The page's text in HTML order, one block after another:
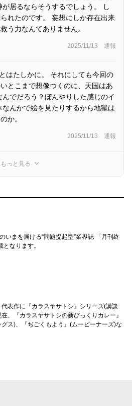
居るならそうするでしょう。 し
れたのです。 妄想にしか存在出来
う力なんてありません。
2025/11/13 通報
はたしかに。 それにしても今回の
とこまで想像つくのに、天国はあ
でだろう？ぼんやりした感じのイ
なんかで絵を見たりするから地獄は
か。
2025/11/13 通報
もっと見る
まを届ける“問題提起型”業界誌 「月刊終
なります。
表作に『カラスヤサトシ』シリーズ(講談
、『カラスヤサトシの新びっくりカレー』
ス)、『ぢごくもよう』(ムービーナーズ)な